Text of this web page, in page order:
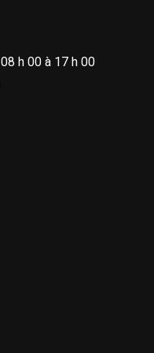
08 h 00 à 17 h 00